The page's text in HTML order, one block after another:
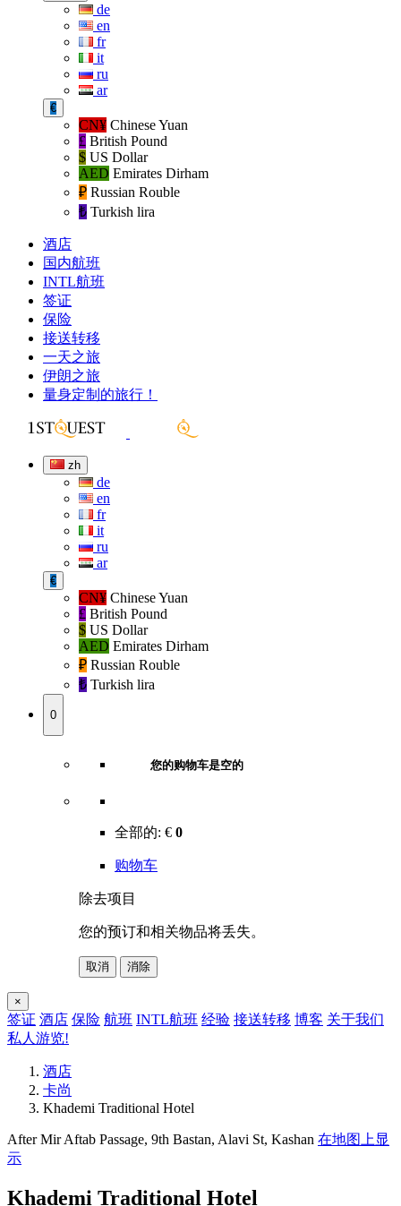
de
en
fr
it
ru
ar
€
CN¥ Chinese Yuan
£ British Pound
$ US Dollar
AED Emirates Dirham
₽‎ Russian Rouble
₺‎ Turkish lira
酒店
国内航班
INTL航班
签证
保险
接送转移
一天之旅
伊朗之旅
量身定制的旅行！
zh
de
en
fr
it
ru
ar
€
CN¥ Chinese Yuan
£ British Pound
$ US Dollar
AED Emirates Dirham
₽‎ Russian Rouble
₺‎ Turkish lira
0
您的购物车是空的
全部的: € 0
购物车
除去项目
您的预订和相关物品将丢失。
取消 消除
×
签证 酒店 保险 航班 INTL航班 经验 接送转移 博客 关于我们
私人游览!
酒店
卡尚
Khademi Traditional Hotel
After Mir Aftab Passage, 9th Bastan, Alavi St, Kashan 在地图上显
示
Khademi Traditional Hotel